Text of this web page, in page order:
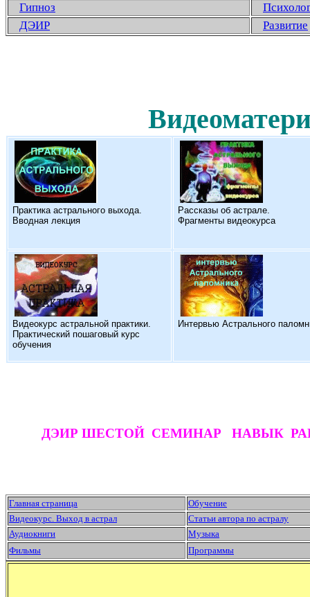
Гипноз
ДЭИР
Развитие
Практика астрального выхода.
Вводная лекция
Рассказы об астрале.
Фрагменты видеокурса
Видеокурс астральной практики.
Практический пошаговый курс
обучения
Интервью Астрального
ДЭИР ШЕСТОЙ СЕМИНАР НАВЫК
Главная страница
Обучение
Видеокурс. Выход в астрал
Статьи автора по астралу
Аудиокниги
Музыка
Фильмы
Программы